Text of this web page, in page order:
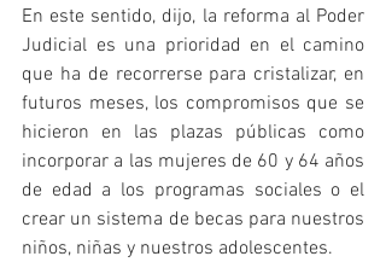
En este sentido, dijo, la reforma al Poder
Judicial es una prioridad en el camino
que ha de recorrerse para cristalizar, en
futuros meses, los compromisos que se
hicieron en las plazas públicas como
incorporar a las mujeres de 60 y 64 años
de edad a los programas sociales o el
crear un sistema de becas para nuestros
niños, niñas y nuestros adolescentes.